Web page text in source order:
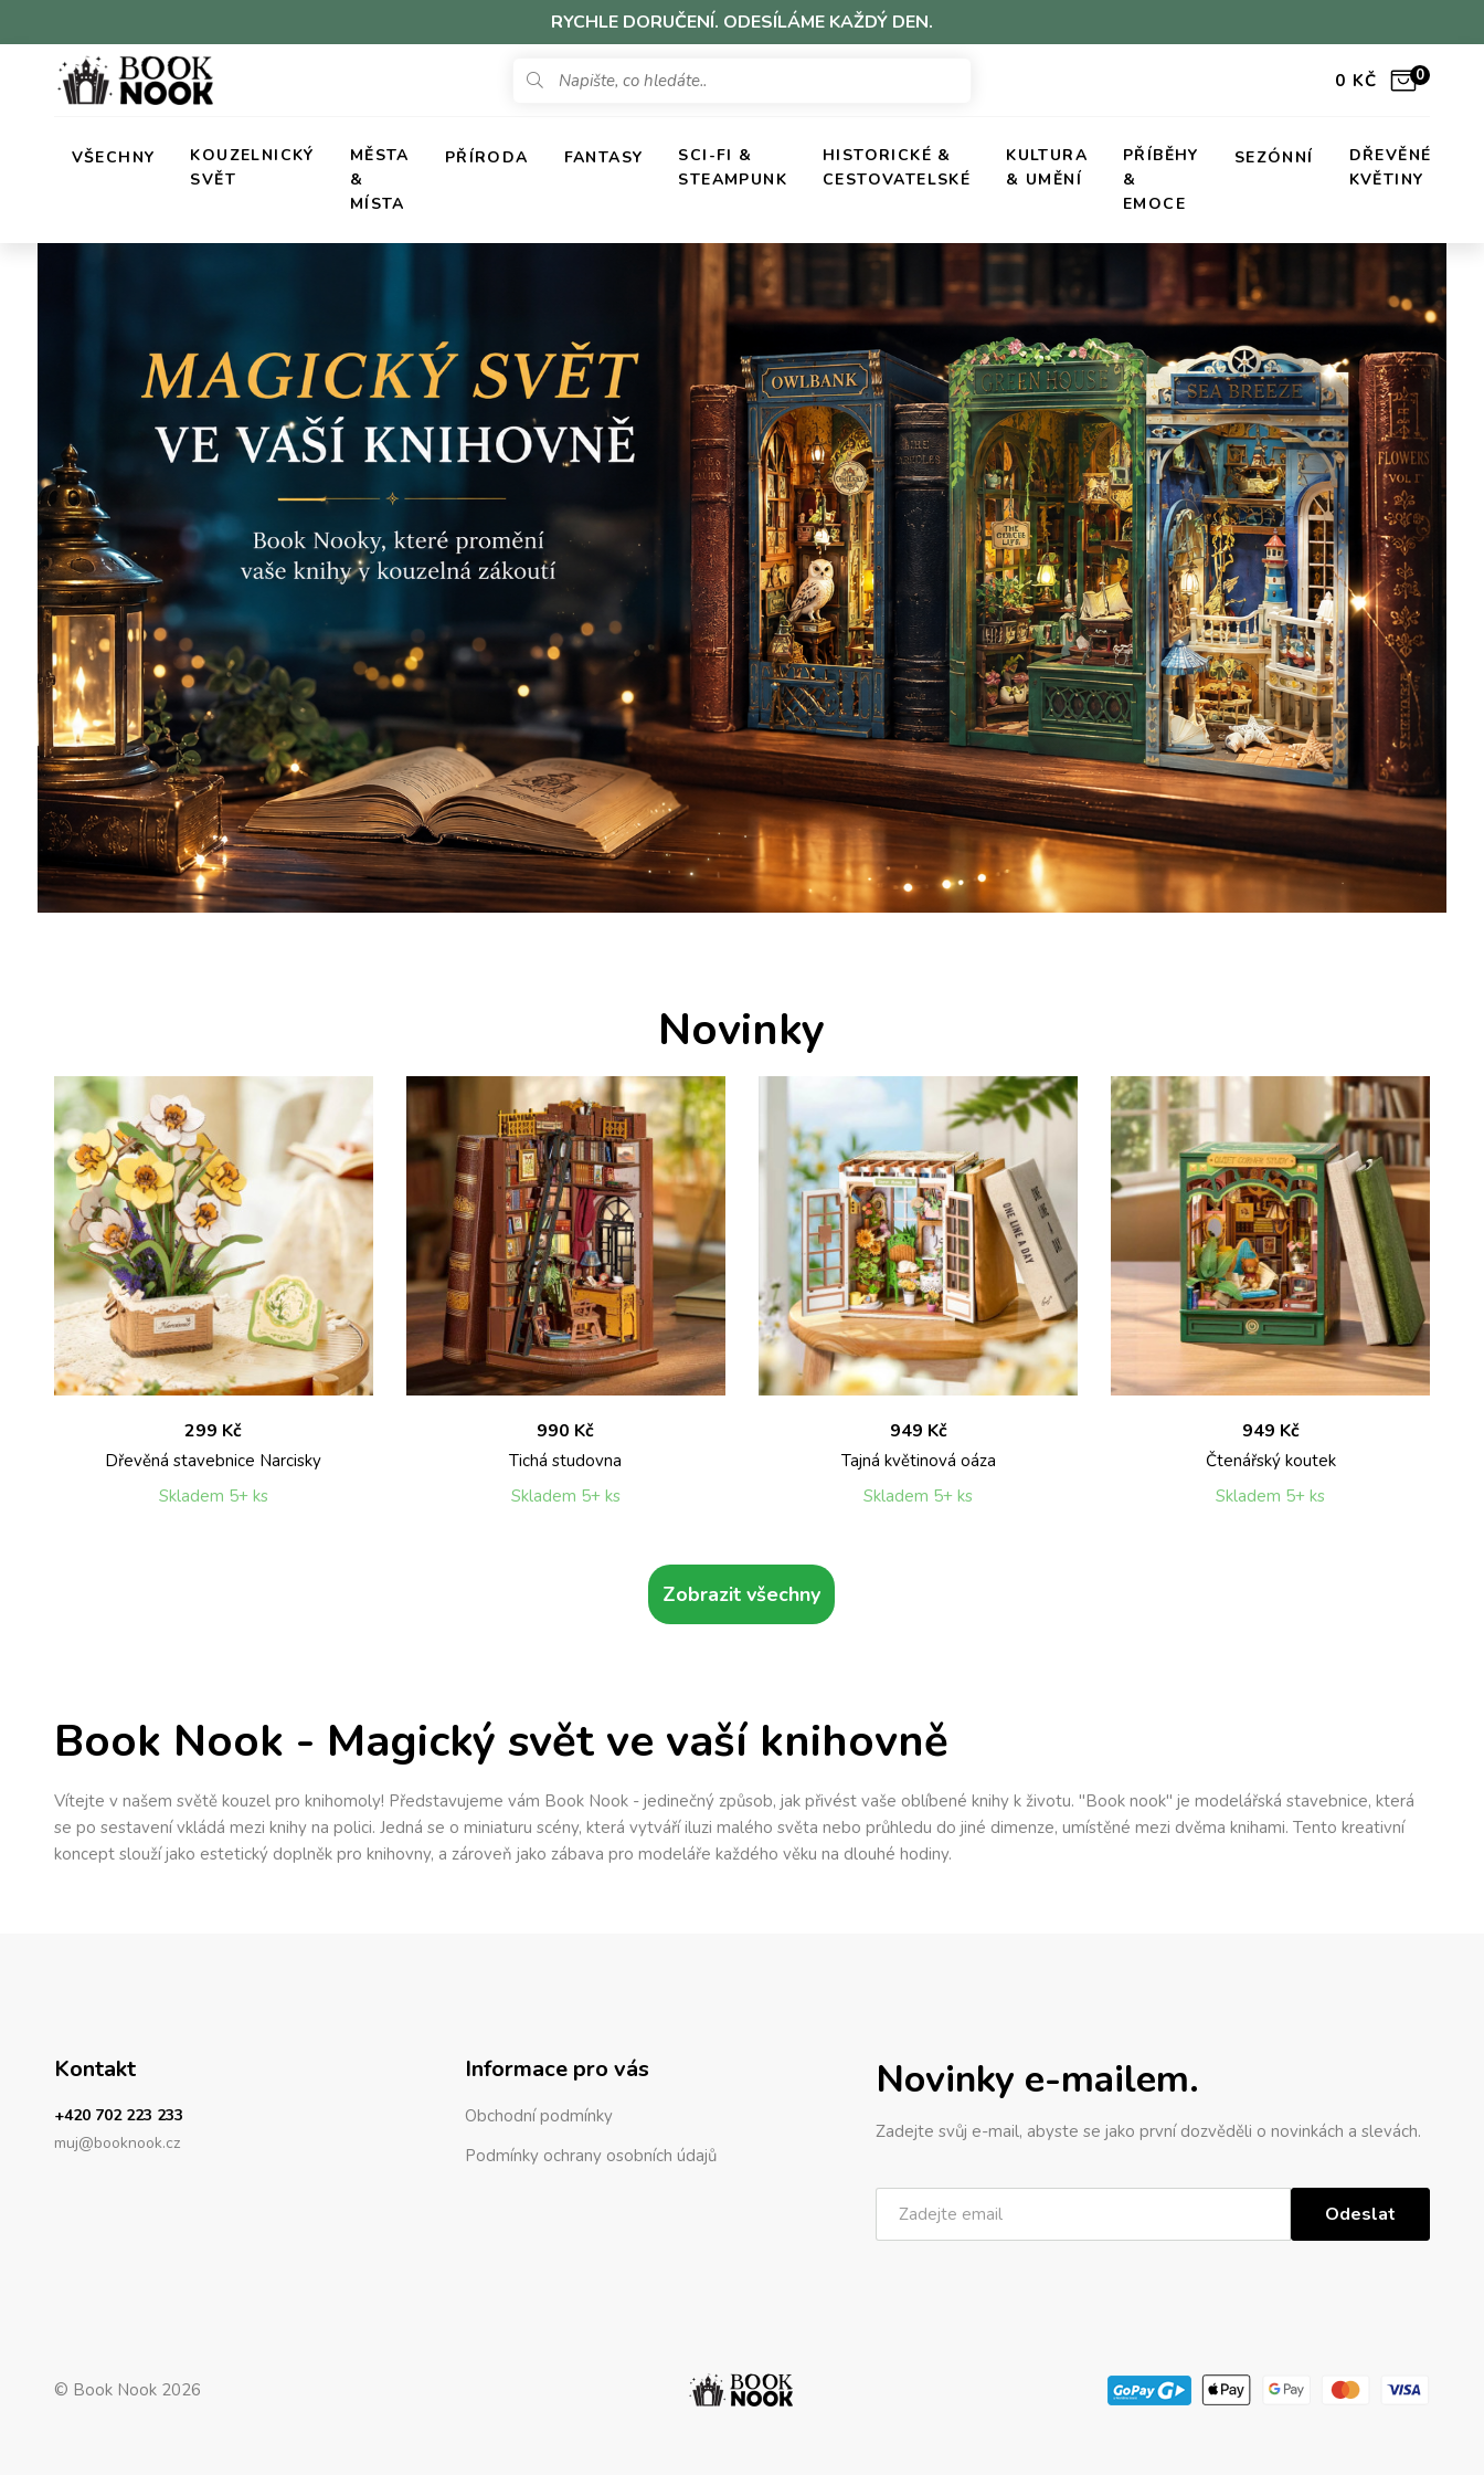
RYCHLE DORUČENÍ. ODESÍLÁME KAŽDÝ DEN.
0 KČ 0
VŠECHNY
KOUZELNICKÝ
SVĚT
MĚSTA
&
MÍSTA
PŘÍRODA FANTASY
SCI-FI &
STEAMPUNK
HISTORICKÉ &
CESTOVATELSKÉ
KULTURA
& UMĚNÍ
PŘÍBĚHY
&
EMOCE
SEZÓNNÍ
DŘEVĚNÉ
KVĚTINY
Novinky
299 Kč
Dřevěná stavebnice Narcisky
Skladem 5+ ks
990 Kč
Tichá studovna
Skladem 5+ ks
949 Kč
Tajná květinová oáza
Skladem 5+ ks
949 Kč
Čtenářský koutek
Skladem 5+ ks
Zobrazit všechny
Book Nook - Magický svět ve vaší knihovně
Vítejte v našem světě kouzel pro knihomoly! Představujeme vám Book Nook - jedinečný způsob, jak přivést vaše oblíbené knihy k životu. "Book nook" je modelářská stavebnice, která
se po sestavení vkládá mezi knihy na polici. Jedná se o miniaturu scény, která vytváří iluzi malého světa nebo průhledu do jiné dimenze, umístěné mezi dvěma knihami. Tento kreativní
koncept slouží jako estetický doplněk pro knihovny, a zároveň jako zábava pro modeláře každého věku na dlouhé hodiny.
Kontakt
+420 702 223 233
muj@booknook.cz
Informace pro vás
Obchodní podmínky
Podmínky ochrany osobních údajů
Novinky e-mailem.
Zadejte svůj e-mail, abyste se jako první dozvěděli o novinkách a slevách.
Odeslat
© Book Nook 2026